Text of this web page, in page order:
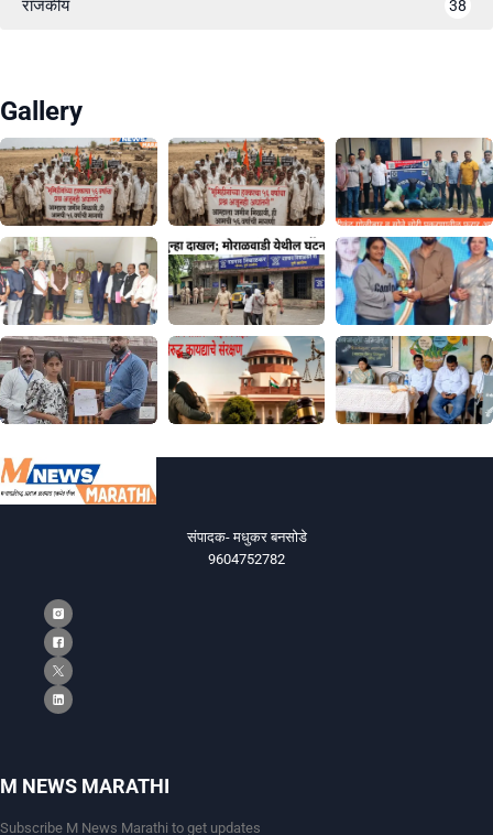
राजकीय 38
Gallery
संपादक- मधुकर बनसोडे
9604752782
M NEWS MARATHI
Subscribe M News Marathi to get updates